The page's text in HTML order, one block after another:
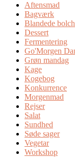
Aftensmad
Bagværk
Blandede
Dessert
Fermentering
Go'Morgen
Grøn mandag
Kage
Kogebog
Konkurrence
Morgenmad
Rejser
Salat
Sundhed
Søde sager
Vegetar
Workshop